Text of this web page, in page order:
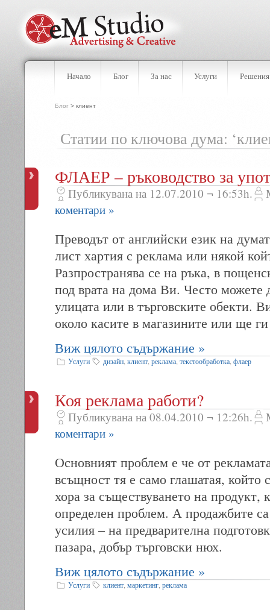
Начало Блог За нас Услуги Решения
Блог > клиент
Статии по ключова дума:
ФЛАЕР – ръководство за
Публикувана на 12.07.2010 ¬ 16:53h.
коментари »
Преводът от английски език на
лист хартия с реклама или някой
Разпространява се на ръка, в
под врата на дома Ви. Често можете
улицата или в търговските обекти.
около касите в магазините или ще
Виж цялото съдържание »
Услуги дизайн, клиент, реклама, текстообработка, флаер
Коя реклама работи?
Публикувана на 08.04.2010 ¬ 12:26h.
коментари »
Основният проблем е че от
всъщност тя е само глашатая, който
хора за съществуването на
определен проблем. А продажбите
усилия – на предварителна
пазара, добър търговски нюх.
Виж цялото съдържание »
Услуги клиент, маркетинг, реклама